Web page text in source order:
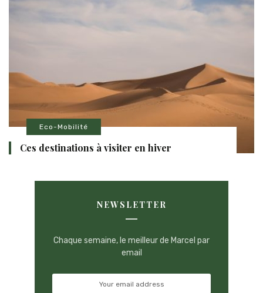
Eco-Mobilité
Ces destinations à visiter en hiver
NEWSLETTER
Chaque semaine, le meilleur de Marcel par
email